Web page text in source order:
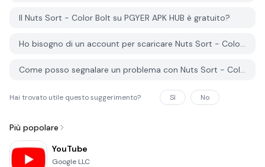
Il Nuts Sort - Color Bolt su PGYER APK HUB è gratuito?
Ho bisogno di un account per scaricare Nuts Sort - Color Bolt da PGYER APK HUB?
Come posso segnalare un problema con Nuts Sort - Color Bolt su PGYER APK HUB?
Hai trovato utile questo suggerimento? Sì No
Più popolare
YouTube
Google LLC